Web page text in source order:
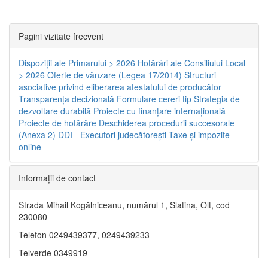
Pagini vizitate frecvent
Dispoziţii ale Primarului > 2026 Hotărâri ale Consiliului Local
> 2026 Oferte de vânzare (Legea 17/2014) Structuri
asociative privind eliberarea atestatului de producător
Transparenţa decizională Formulare cereri tip Strategia de
dezvoltare durabilă Proiecte cu finanţare internaţională
Proiecte de hotărâre Deschiderea procedurii succesorale
(Anexa 2) DDI - Executori judecătorești Taxe şi impozite
online
Informaţii de contact
Strada Mihail Kogălniceanu, numărul 1, Slatina, Olt, cod
230080
Telefon 0249439377, 0249439233
Telverde 0349919